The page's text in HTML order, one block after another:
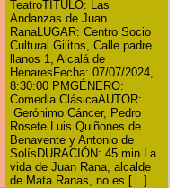
TeatroTÍTULO: Las
Andanzas de Juan
RanaLUGAR: Centro Socio
Cultural Gilitos, Calle padre
llanos 1, Alcalá de
HenaresFecha: 07/07/2024,
8:30:00 PMGÉNERO:
Comedia ClásicaAUTOR:
Gerónimo Cáncer, Pedro
Rosete Luis Quiñones de
Benavente y Antonio de
SolísDURACIÓN: 45 min La
vida de Juan Rana, alcalde
de Mata Ranas, no es […]